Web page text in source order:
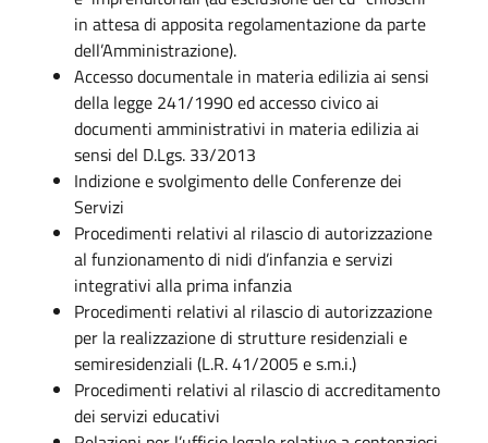
in attesa di apposita regolamentazione da parte
dell’Amministrazione).
Accesso documentale in materia edilizia ai sensi
della legge 241/1990 ed accesso civico ai
documenti amministrativi in materia edilizia ai
sensi del D.Lgs. 33/2013
Indizione e svolgimento delle Conferenze dei
Servizi
Procedimenti relativi al rilascio di autorizzazione
al funzionamento di nidi d’infanzia e servizi
integrativi alla prima infanzia
Procedimenti relativi al rilascio di autorizzazione
per la realizzazione di strutture residenziali e
semiresidenziali (L.R. 41/2005 e s.m.i.)
Procedimenti relativi al rilascio di accreditamento
dei servizi educativi